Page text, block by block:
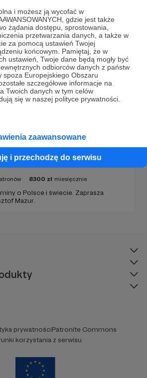
i możesz ją wycofać w
gdzie jest także
żądania dostępu, sprostowania,
przetwarzania danych, a także w
za pomocą ustawień Twojej
końcowym. Pamiętaj, że w
ustawień, Twoje dane będą mogły być
odbiorców danych z państw
spoza Europejskiego Obszaru
szczegółowe informacje na
Twoich danych w tym celów
się w naszej polityce prywatności.
zaawansowane
i przechodzę do serwisu
4040 zł miesięcznie
to jednoosobowy projekt
i TW: LISOWSKA oraz regularnie
Mazur. Geoekonomia
8300 zł miesięcznie
o Polsce i świecie. Zaprasza
Mazur.
prywatnościPatronite Commons
korzystania z serwisu